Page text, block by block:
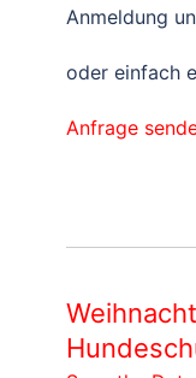
Anmeldung
oder einfach
Anfrage